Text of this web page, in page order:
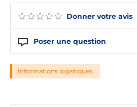
Donner votre avis
Poser une question
Informations logistiques